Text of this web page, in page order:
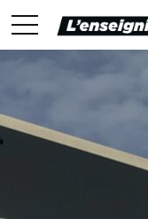
sur tous les